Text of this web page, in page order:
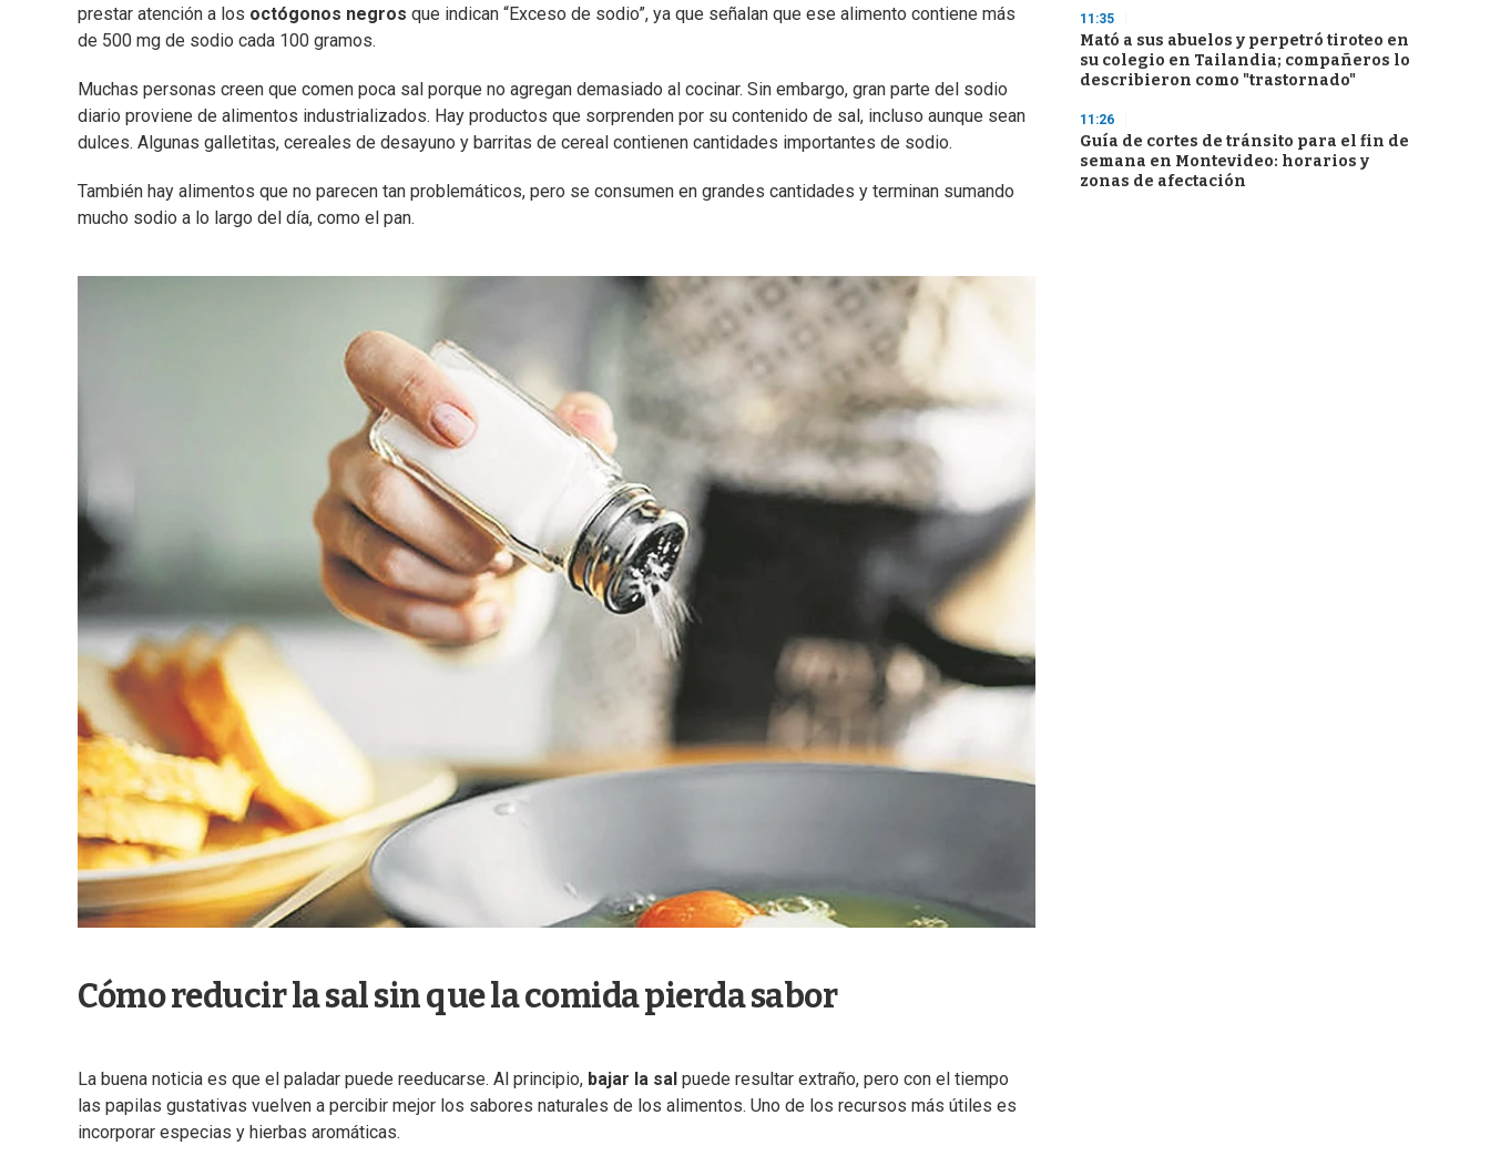
prestar atención a los octógonos negros que indican “Exceso de sodio”, ya que señalan que ese alimento contiene más
de 500 mg de sodio cada 100 gramos.
Muchas personas creen que comen poca sal porque no agregan demasiado al cocinar. Sin embargo, gran parte del sodio
diario proviene de alimentos industrializados. Hay productos que sorprenden por su contenido de sal, incluso aunque sean
dulces. Algunas galletitas, cereales de desayuno y barritas de cereal contienen cantidades importantes de sodio.
También hay alimentos que no parecen tan problemáticos, pero se consumen en grandes cantidades y terminan sumando
mucho sodio a lo largo del día, como el pan.
Cómo reducir la sal sin que la comida pierda sabor
La buena noticia es que el paladar puede reeducarse. Al principio, bajar la sal puede resultar extraño, pero con el tiempo
las papilas gustativas vuelven a percibir mejor los sabores naturales de los alimentos. Uno de los recursos más útiles es
incorporar especias y hierbas aromáticas.
11:35
Mató a sus abuelos y perpetró tiroteo en
su colegio en Tailandia; compañeros lo
describieron como "trastornado"
11:26
Guía de cortes de tránsito para el fin de
semana en Montevideo: horarios y
zonas de afectación